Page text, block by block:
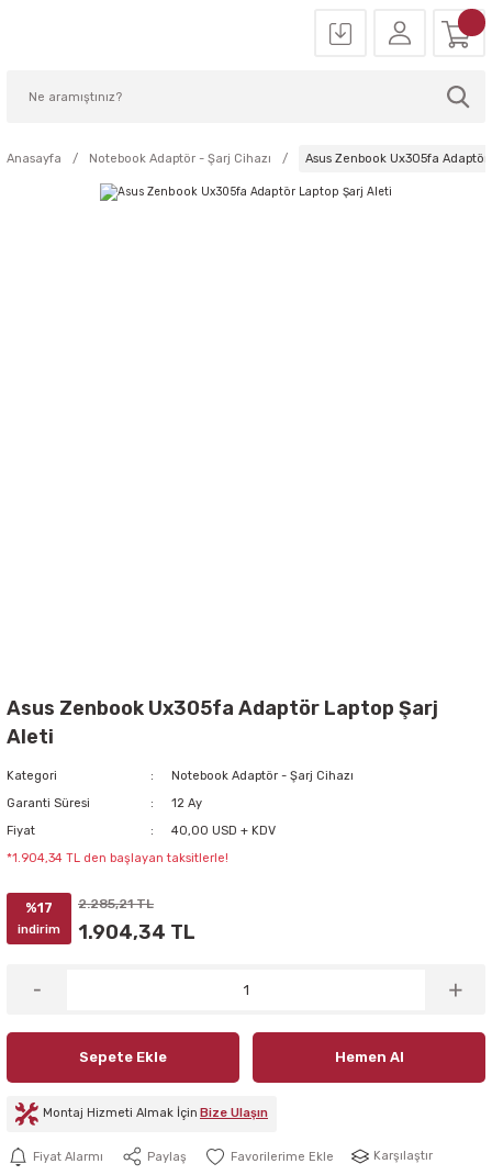
Anasayfa Notebook Adaptör - Şarj Cihazı Asus Zenbook Ux305fa
Asus Zenbook Ux305fa Adaptör Laptop Şarj
Aleti
Kategori
Notebook Adaptör - Şarj Cihazı
Garanti Süresi
12 Ay
Fiyat
40,00 USD + KDV
*1.904,34 TL den başlayan taksitlerle!
%17
indirim
2.285,21 TL
1.904,34 TL
Sepete Ekle Hemen Al
Montaj Hizmeti Almak İçin Bize Ulaşın
Fiyat Alarmı Paylaş Karşılaştır